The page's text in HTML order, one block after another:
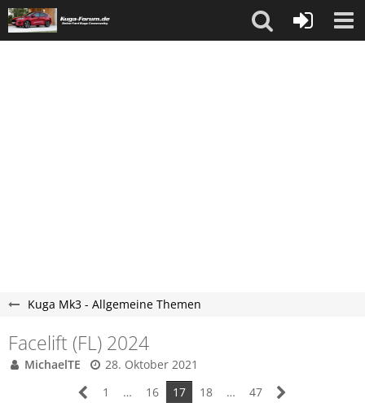
Kuga Mk3 - Allgemeine Themen
Facelift (FL) 2024
MichaelTE
28. Oktober 2021
1
… 16 17 18 … 47